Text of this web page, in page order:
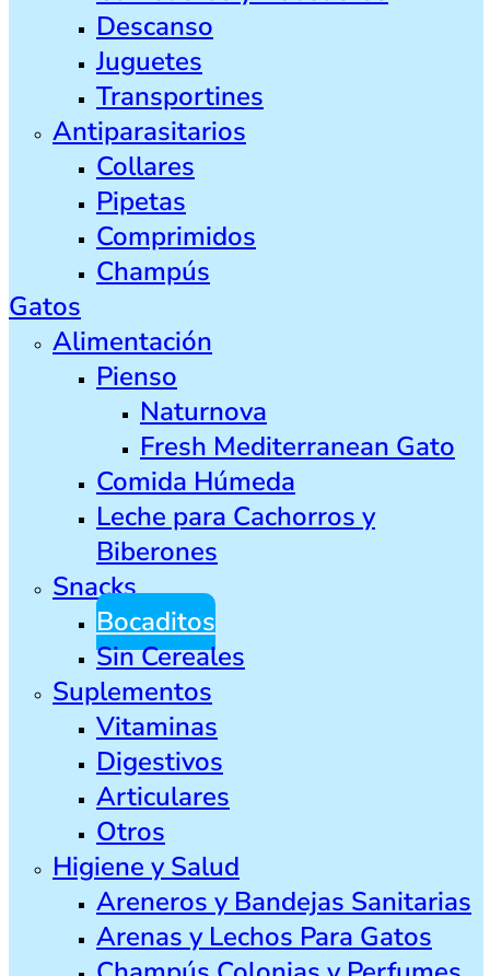
Descanso
Juguetes
Transportines
Antiparasitarios
Collares
Pipetas
Comprimidos
Champús
Gatos
Alimentación
Pienso
Naturnova
Fresh Mediterranean Gato
Comida Húmeda
Leche para Cachorros y
Biberones
Snacks
Bocaditos
Sin Cereales
Suplementos
Vitaminas
Digestivos
Articulares
Otros
Higiene y Salud
Areneros y Bandejas Sanitarias
Arenas y Lechos Para Gatos